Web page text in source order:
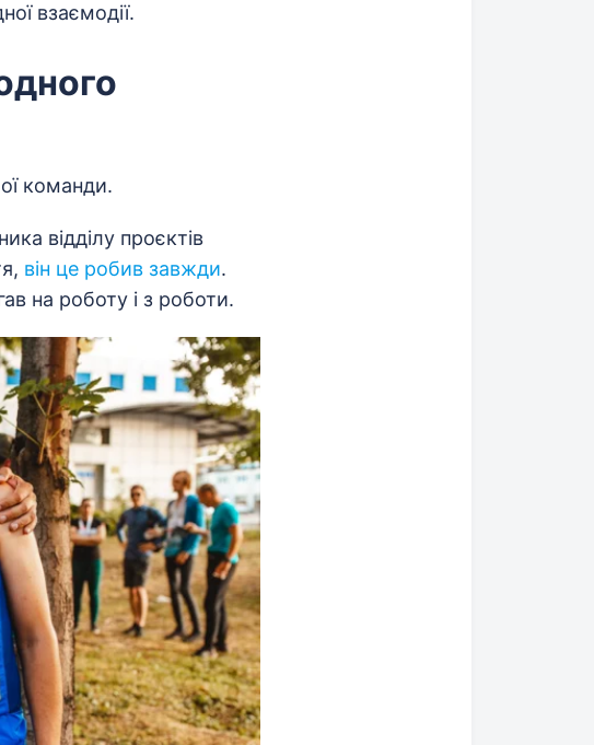
взаємодії.
команди.
відділу проєктів
він це робив завжди.
на роботу і з роботи.